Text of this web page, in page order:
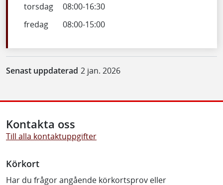
torsdag
08:00-16:30
fredag
08:00-15:00
Senast uppdaterad 2 jan. 2026
Kontakta oss
Till alla kontaktuppgifter
Körkort
Har du frågor angående körkortsprov eller